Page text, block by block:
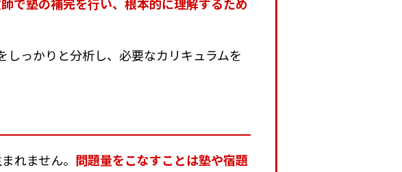
しっかりと分析し、必要なカリキュラムを
れません。 問題量をこなすことは塾や宿題